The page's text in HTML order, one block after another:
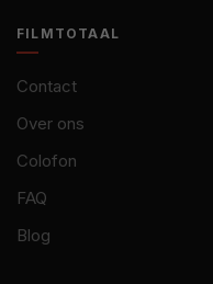
FILMTOTAAL
Contact
Over ons
Colofon
FAQ
Blog